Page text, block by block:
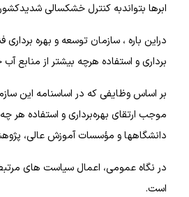
ابرها بتواندبه کنترل خشکسالی
دراین باره ، سازمان توسعه و بهره
برداری و استفاده هرچه بیشتر از
بر اساس وظایفی که در اساسنامه این
موجب ارتقای بهره‌برداری و استفاده
دانشگاهها و مؤسسات آموزش عالی،
در نگاه عمومی، اعمال سیاست های
است.